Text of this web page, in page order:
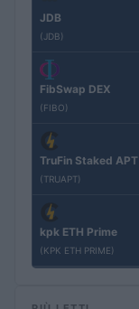
JDB
(JDB)
FibSwap DEX
(FIBO)
TruFin Staked APT
(TRUAPT)
kpk ETH Prime
(KPK ETH PRIME)